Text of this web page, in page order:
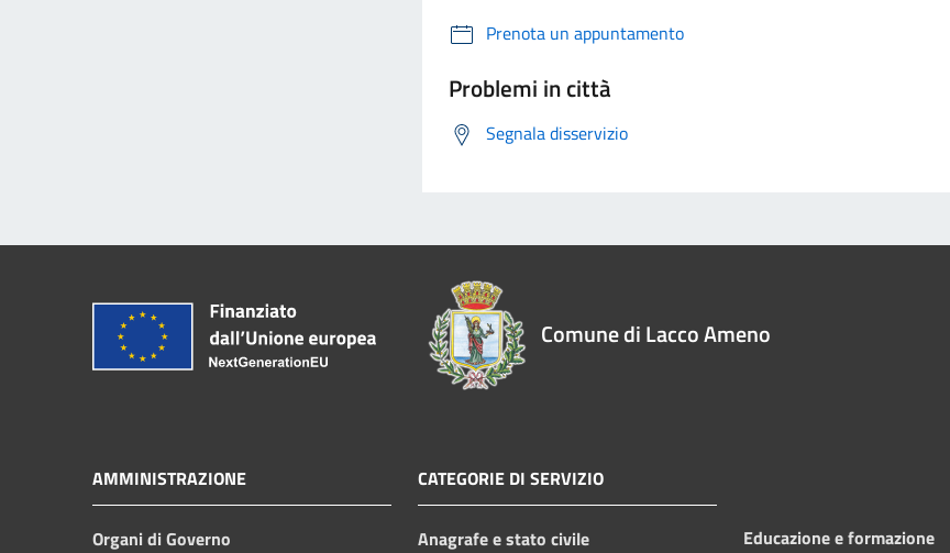
Prenota un appuntamento
Problemi in città
Segnala disservizio
Comune di Lacco Ameno
AMMINISTRAZIONE
Organi di Governo
CATEGORIE DI SERVIZIO
Anagrafe e stato civile
Educazione e formazione